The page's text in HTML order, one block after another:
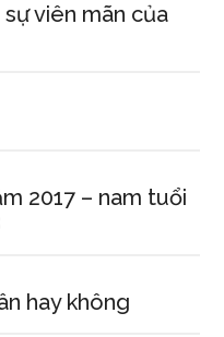
viên mãn của
2017 – nam tuổi
hay không